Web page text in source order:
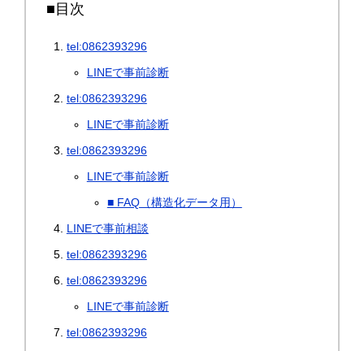
■目次
tel:0862393296
LINEで事前診断
tel:0862393296
LINEで事前診断
tel:0862393296
LINEで事前診断
■ FAQ（構造化データ用）
LINEで事前相談
tel:0862393296
tel:0862393296
LINEで事前診断
tel:0862393296